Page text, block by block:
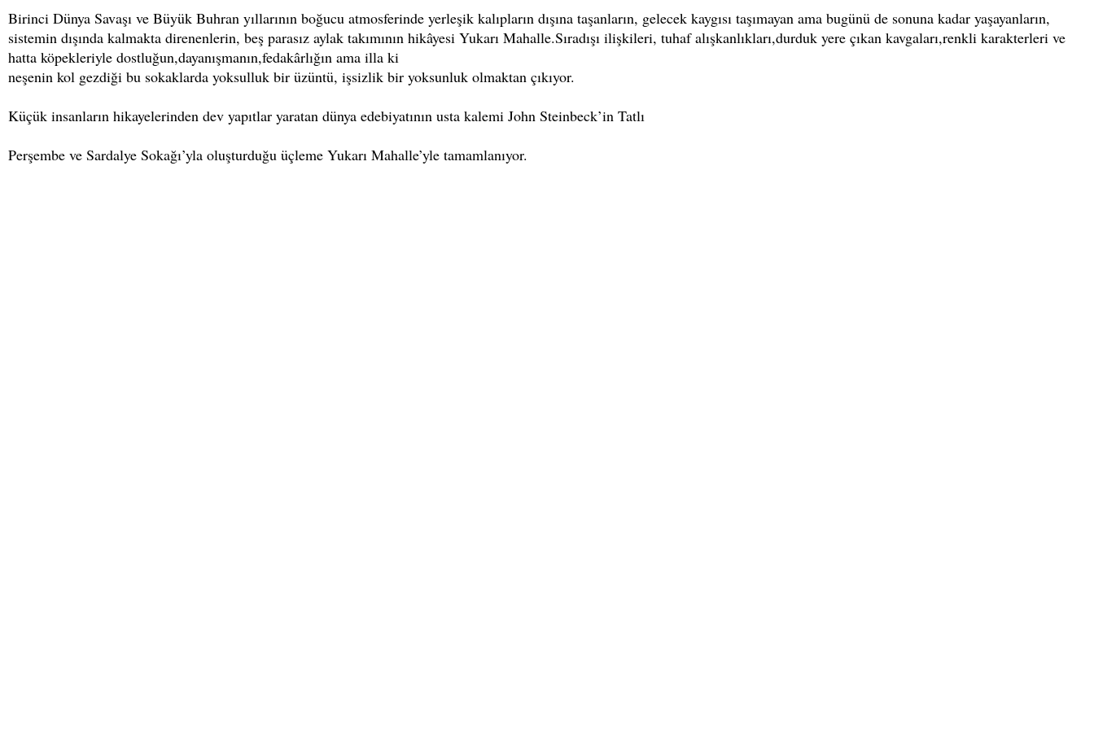
Birinci Dünya Savaşı ve Büyük Buhran yıllarının boğucu atmosferinde yerleşik kalıpların dışına taşanların, gelecek kaygısı taşımayan ama bugünü de sonuna kadar yaşayanların,
sistemin dışında kalmakta direnenlerin, beş parasız aylak takımının hikâyesi Yukarı Mahalle.Sıradışı ilişkileri, tuhaf alışkanlıkları,durduk yere çıkan kavgaları,renkli karakterleri ve
hatta köpekleriyle dostluğun,dayanışmanın,fedakârlığın ama illa ki
neşenin kol gezdiği bu sokaklarda yoksulluk bir üzüntü, işsizlik bir yoksunluk olmaktan çıkıyor.
Küçük insanların hikayelerinden dev yapıtlar yaratan dünya edebiyatının usta kalemi John Steinbeck’in Tatlı
Perşembe ve Sardalye Sokağı’yla oluşturduğu üçleme Yukarı Mahalle’yle tamamlanıyor.